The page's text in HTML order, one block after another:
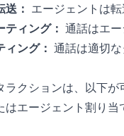
： エージェントは
ィング： 通話はエ
ング： 通話は適切
クションは、以下
エージェント割り当